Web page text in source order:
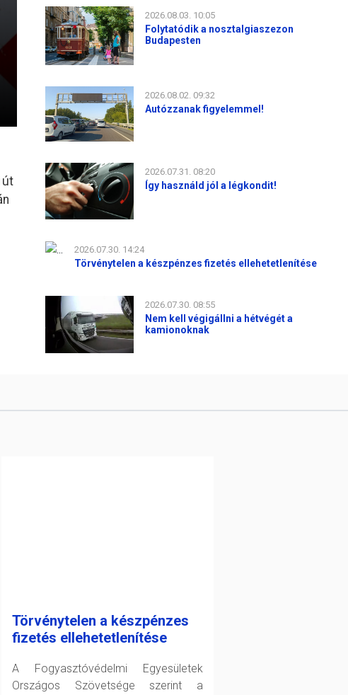
út
2026.08.03. 10:05
Folytatódik a nosztalgiaszezon
Budapesten
2026.08.02. 09:32
Autózzanak figyelemmel!
2026.07.31. 08:20
Így használd jól a légkondit!
2026.07.30. 14:24
Törvénytelen a készpénzes fizetés ellehetetlenítése
2026.07.30. 08:55
Nem kell végigállni a hétvégét a
kamionoknak
Törvénytelen a készpénzes
fizetés ellehetetlenítése
A Fogyasztóvédelmi Egyesületek
Országos Szövetsége szerint a